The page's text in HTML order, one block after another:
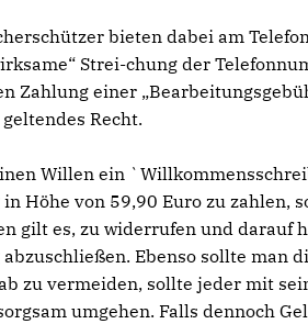
bieten dabei am
Strei-chung der
Zahlung einer
Recht.
Willen ein
Höhe von 59,90 Euro zu zahlen,
gilt es, zu widerrufen und darauf
Ebenso sollte man
zu vermeiden, sollte jeder mit
umgehen. Falls dennoch